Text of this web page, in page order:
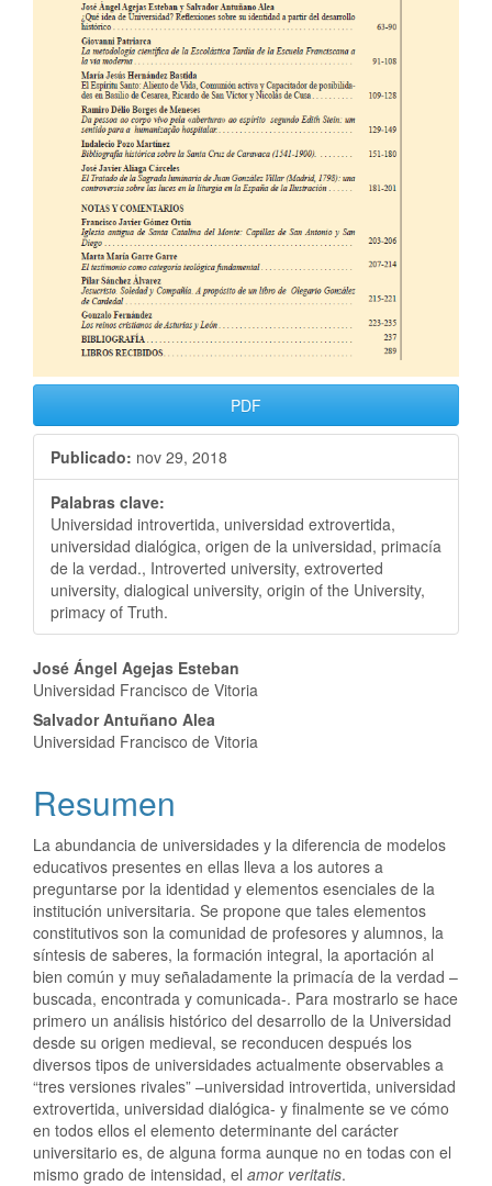
PDF
Publicado: nov 29, 2018
Palabras clave:
Universidad introvertida, universidad extrovertida,
universidad dialógica, origen de la universidad, primacía
de la verdad., Introverted university, extroverted
university, dialogical university, origin of the University,
primacy of Truth.
José Ángel Agejas Esteban
Universidad Francisco de Vitoria
Salvador Antuñano Alea
Universidad Francisco de Vitoria
Resumen
La abundancia de universidades y la diferencia de modelos
educativos presentes en ellas lleva a los autores a
preguntarse por la identidad y elementos esenciales de la
institución universitaria. Se propone que tales elementos
constitutivos son la comunidad de profesores y alumnos, la
síntesis de saberes, la formación integral, la aportación al
bien común y muy señaladamente la primacía de la verdad –
buscada, encontrada y comunicada-. Para mostrarlo se hace
primero un análisis histórico del desarrollo de la Universidad
desde su origen medieval, se reconducen después los
diversos tipos de universidades actualmente observables a
“tres versiones rivales” –universidad introvertida, universidad
extrovertida, universidad dialógica- y finalmente se ve cómo
en todos ellos el elemento determinante del carácter
universitario es, de alguna forma aunque no en todas con el
mismo grado de intensidad, el amor veritatis.